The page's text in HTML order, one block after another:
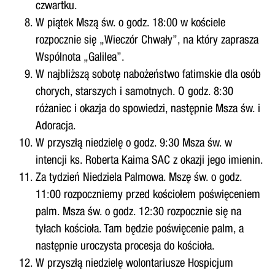
czwartku.
W piątek Mszą św. o godz. 18:00 w kościele
rozpocznie się „Wieczór Chwały”, na który zaprasza
Wspólnota „Galilea”.
W najbliższą sobotę nabożeństwo fatimskie dla osób
chorych, starszych i samotnych. O godz. 8:30
różaniec i okazja do spowiedzi, następnie Msza św. i
Adoracja.
W przyszłą niedzielę o godz. 9:30 Msza św. w
intencji ks. Roberta Kaima SAC z okazji jego imienin.
Za tydzień Niedziela Palmowa. Mszę św. o godz.
11:00 rozpoczniemy przed kościołem poświęceniem
palm. Msza św. o godz. 12:30 rozpocznie się na
tyłach kościoła. Tam będzie poświęcenie palm, a
następnie uroczysta procesja do kościoła.
W przyszłą niedzielę wolontariusze Hospicjum